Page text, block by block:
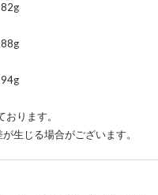
ります。
生じる場合がございます。